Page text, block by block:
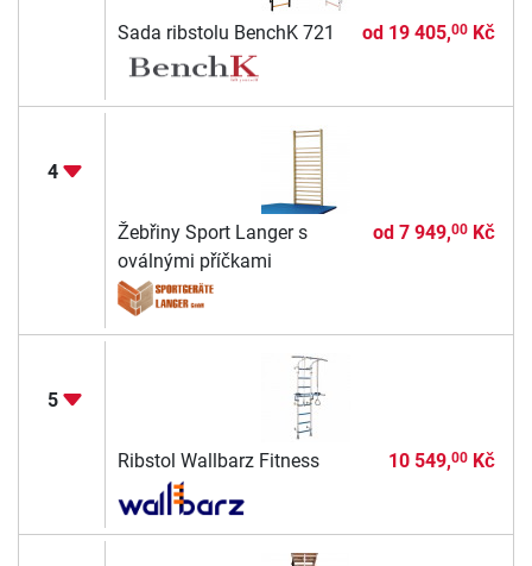
Sada ribstolu BenchK 721 od 19 405,00Kč
4
Žebřiny Sport Langer s
oválnými příčkami
od 7 949,00Kč
5
Ribstol Wallbarz Fitness 10 549,00Kč